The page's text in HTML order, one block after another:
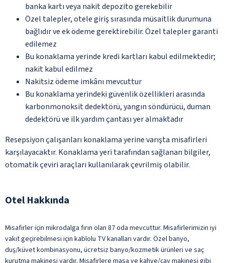
banka kartı veya nakit depozito gerekebilir
Özel talepler, otele giriş sırasında müsaitlik durumuna
bağlıdır ve ek ödeme gerektirebilir. Özel talepler garanti
edilemez
Bu konaklama yerinde kredi kartları kabul edilmektedir;
nakit kabul edilmez
Nakitsiz ödeme imkânı mevcuttur
Bu konaklama yerindeki güvenlik özellikleri arasında
karbonmonoksit dedektörü, yangın söndürücü, duman
dedektörü ve ilk yardım çantası yer almaktadır
Resepsiyon çalışanları konaklama yerine varışta misafirleri
karşılayacaktır. Konaklama yeri tarafından sağlanan bilgiler,
otomatik çeviri araçları kullanılarak çevrilmiş olabilir.
Otel Hakkında
Misafirler için mikrodalga fırın olan 87 oda mevcuttur. Misafirlerimizin iyi
vakit geçirebilmesi için kablolu TV kanalları vardır. Özel banyo,
duş/küvet kombinasyonu, ücretsiz banyo/kozmetik ürünleri ve saç
kurutma makinesi vardır. Misafirlere masa ve kahve/çay makinesi gibi